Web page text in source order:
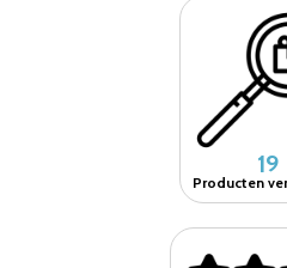
19
Producten